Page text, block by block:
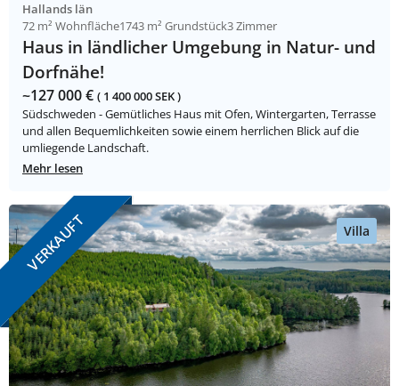
Hallands län
72 m² Wohnfläche1743 m² Grundstück3 Zimmer
Haus in ländlicher Umgebung in Natur- und
Dorfnähe!
~127 000 € ( 1 400 000 SEK )
Südschweden - Gemütliches Haus mit Ofen, Wintergarten, Terrasse
und allen Bequemlichkeiten sowie einem herrlichen Blick auf die
umliegende Landschaft.
Mehr lesen
Villa
VERKAUFT